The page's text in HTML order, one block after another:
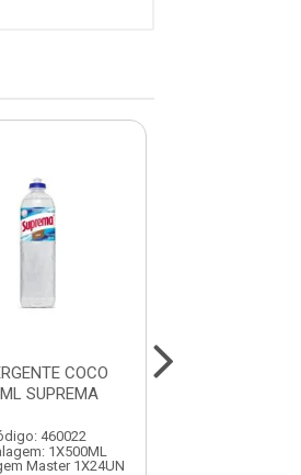
COCO
SUPREMA
460022
1X500ML
Master 1X24UN